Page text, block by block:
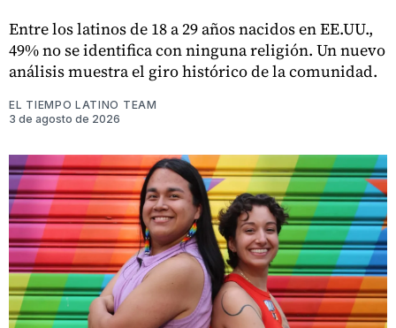
Entre los latinos de 18 a 29 años nacidos en EE.UU.,
49% no se identifica con ninguna religión. Un nuevo
análisis muestra el giro histórico de la comunidad.
EL TIEMPO LATINO TEAM
3 de agosto de 2026